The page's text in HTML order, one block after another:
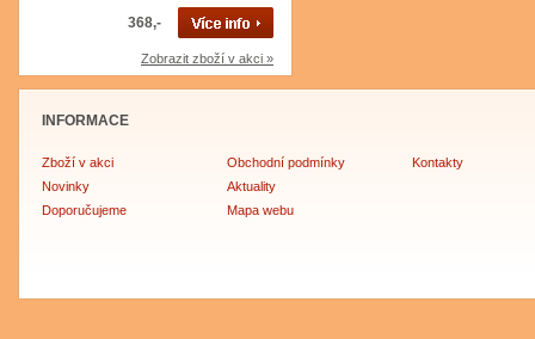
368,-
Zobrazit zboží v akci »
INFORMACE
Zboží v akci
Novinky
Doporučujeme
Obchodní podmínky
Aktuality
Mapa webu
Kontakty